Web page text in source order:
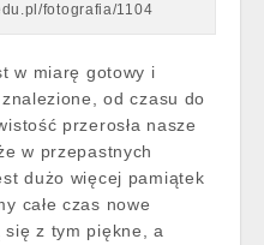
fotografia/1104
w miarę gotowy i
od czasu do
przerosła nasze
w przepastnych
dużo więcej pamiątek
całe czas nowe
się z tym piękne, a